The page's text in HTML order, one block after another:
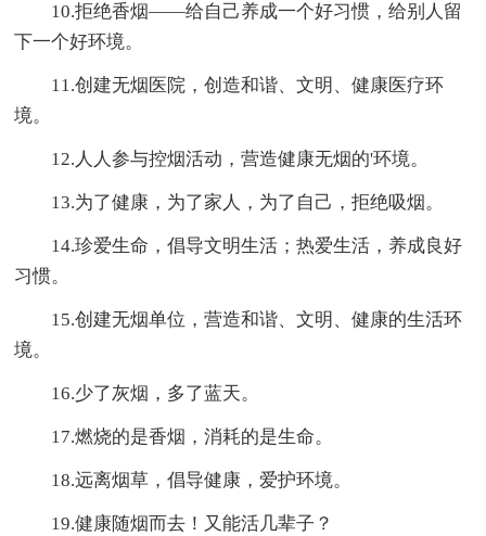
10.拒绝香烟——给自己养成一个好习惯，给别人留
下一个好环境。
11.创建无烟医院，创造和谐、文明、健康医疗环
境。
12.人人参与控烟活动，营造健康无烟的'环境。
13.为了健康，为了家人，为了自己，拒绝吸烟。
14.珍爱生命，倡导文明生活；热爱生活，养成良好
习惯。
15.创建无烟单位，营造和谐、文明、健康的生活环
境。
16.少了灰烟，多了蓝天。
17.燃烧的是香烟，消耗的是生命。
18.远离烟草，倡导健康，爱护环境。
19.健康随烟而去！又能活几辈子？